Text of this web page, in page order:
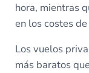
hora, mientras
en los costes
Los vuelos
más baratos